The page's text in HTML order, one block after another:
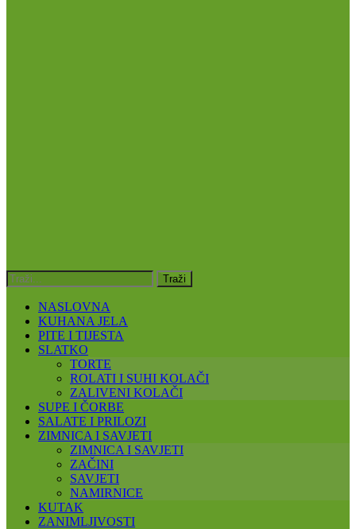
NASLOVNA
KUHANA JELA
PITE I TIJESTA
SLATKO
TORTE
ROLATI I SUHI KOLAČI
ZALIVENI KOLAČI
SUPE I ČORBE
SALATE I PRILOZI
ZIMNICA I SAVJETI
ZIMNICA I SAVJETI
ZAČINI
SAVJETI
NAMIRNICE
KUTAK
ZANIMLJIVOSTI